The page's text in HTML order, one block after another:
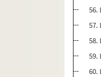
56.
57.
58.
59.
60.